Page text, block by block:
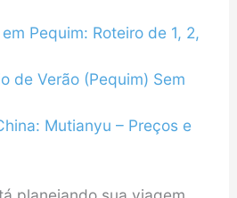
Pequim: Roteiro de 1, 2,
de Verão (Pequim) Sem
Mutianyu – Preços e